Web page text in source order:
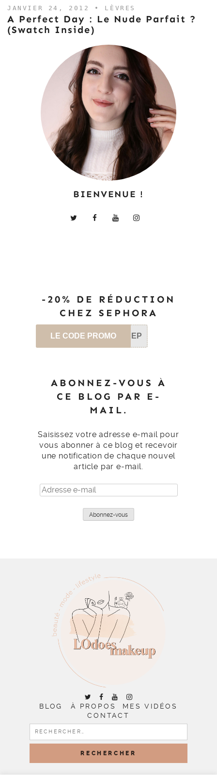
JANVIER 24, 2012 • LÈVRES
A Perfect Day : Le Nude Parfait ?
(Swatch Inside)
BIENVENUE !
-20% DE RÉDUCTION
CHEZ SEPHORA
LE CODE PROMO SEP
ABONNEZ-VOUS À
CE BLOG PAR E-
MAIL.
Saisissez votre adresse e-mail pour
vous abonner à ce blog et recevoir
une notification de chaque nouvel
article par e-mail.
Adresse
e-
Abonnez-vous
BLOG À PROPOS
MES VIDÉOS
CONTACT
RECHERCHER :